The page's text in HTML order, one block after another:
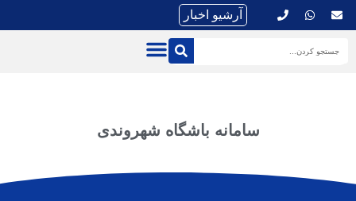
آرشیو اخبار
سامانه باشگاه شهروندی